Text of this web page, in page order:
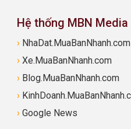
Hệ thống MBN Media
› NhaDat.MuaBanNhanh.com
› Xe.MuaBanNhanh.com
› Blog.MuaBanNhanh.com
›
› Google News